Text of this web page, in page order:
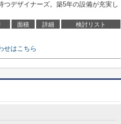
デザイナーズ。築5年の設備が充実し
面積 詳細 検討リスト
せはこちら